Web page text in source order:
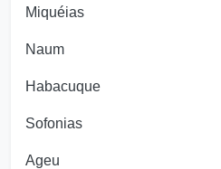
Miquéias
Naum
Habacuque
Sofonias
Ageu